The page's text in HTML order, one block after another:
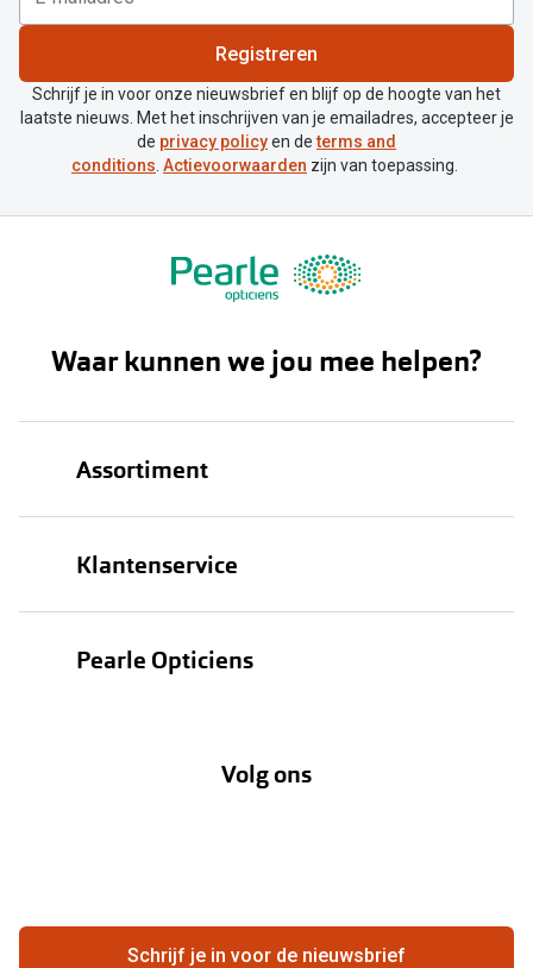
Registreren
Schrijf je in voor onze nieuwsbrief en blijf op de hoogte van het
laatste nieuws. Met het inschrijven van je emailadres, accepteer je
de privacy policyen determs and
conditions. Actievoorwaarden zijn van toepassing.
Waar kunnen we jou mee helpen?
Assortiment
Klantenservice
Verzending
Hier de overeenkomst ontbinden
Zorgvergoeding
Pearle Opticiens
Ondernemen bij Pearle
Volg ons
Schrijf je in voor de nieuwsbrief